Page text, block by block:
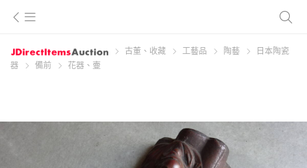
古董、收藏 工藝品 陶藝
日本陶瓷
器
備前 花器、壷